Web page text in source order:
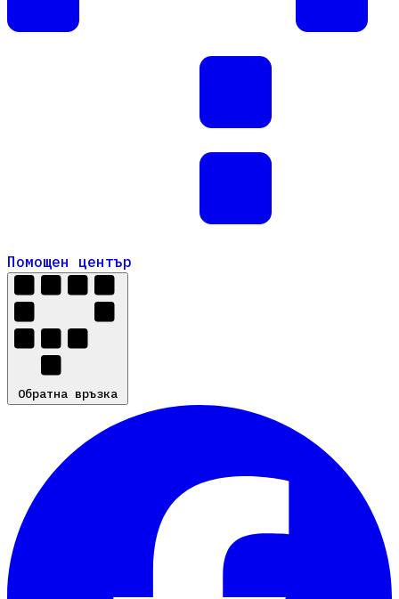
Помощен център
Помощен център
Обратна връзка
Обратна връзка